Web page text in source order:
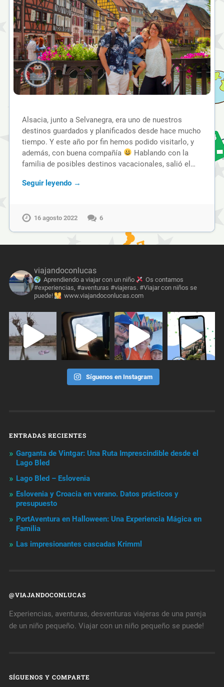
Alsacia, junto a Selvanegra, era uno de nuestros
destinos guardados y planificados desde hace mucho
tiempo. Y este año por fin hemos podido visitarlo, y
además, con buena compañía
Hablando con la
familia de posibles destinos vacacionales, salió el…
Seguir leyendo →
16 agosto 2022 6
viajandoconlucas
Aprendiendo a viajar con un niño
Os contamos
#experiencias, #aventuras #viajeras. #Viajar con niños se
puede!
www.viajandoconlucas.com
Síguenos en Instagram
ENTRADAS RECIENTES
Garganta de Vintgar: Una Ruta Imprescindible desde el
Lago Bled
Lago Bled – Eslovenia
Eslovenia y Croacia en verano. Datos prácticos y
presupuesto
PortAventura en Halloween: Una Experiencia Mágica en
Familia
Las impresionantes cascadas Krimml
@VIAJANDOCONLUCAS
Experiencias, aventuras, desventuras viajeras de una pareja
de un niño pequeño. Viajar con un niño pequeño se puede!
SÍGUENOS Y COMPARTE